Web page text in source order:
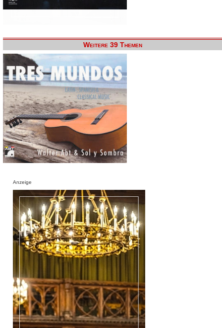
Weitere 39 Themen
Anzeige